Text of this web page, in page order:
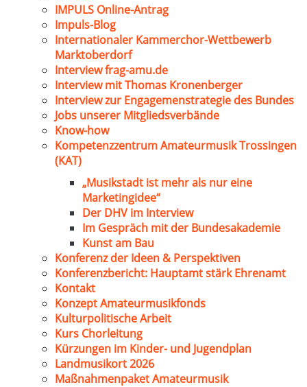
IMPULS Online-Antrag
Impuls-Blog
Internationaler Kammerchor-Wettbewerb
Marktoberdorf
Interview frag-amu.de
Interview mit Thomas Kronenberger
Interview zur Engagemenstrategie des Bundes
Jobs unserer Mitgliedsverbände
Know-how
Kompetenzzentrum Amateurmusik Trossingen
(KAT)
„Musikstadt ist mehr als nur eine
Marketingidee“
Der DHV im Interview
Im Gespräch mit der Bundesakademie
Kunst am Bau
Konferenz der Ideen & Perspektiven
Konferenzbericht: Hauptamt stärk Ehrenamt
Kontakt
Konzept Amateurmusikfonds
Kulturpolitische Arbeit
Kurs Chorleitung
Kürzungen im Kinder- und Jugendplan
Landmusikort 2026
Maßnahmenpaket Amateurmusik